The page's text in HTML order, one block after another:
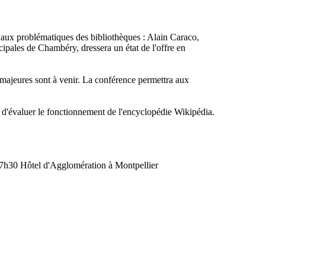
problématiques des bibliothèques : Alain Caraco,
de Chambéry, dressera un état de l'offre en
sont à venir. La conférence permettra aux
le fonctionnement de l'encyclopédie Wikipédia.
Hôtel d'Agglomération à Montpellier